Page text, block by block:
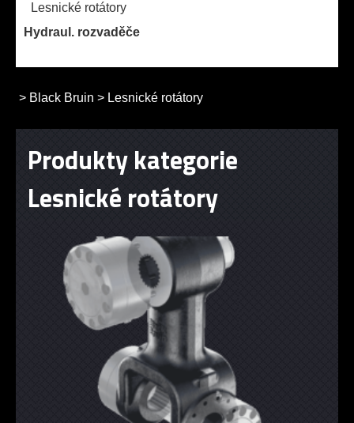
Lesnické rotátory
Hydraul. rozvaděče
> Black Bruin > Lesnické rotátory
Produkty kategorie
Lesnické rotátory